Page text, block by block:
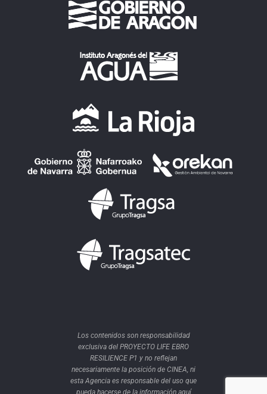
Los contenidos son responsabilidad
exclusiva del PROYECTO LIFE EBRO
RESILIENCE P1 y no reflejan
necesariamente la posición de CINEA, ni
esta Agencia es responsable del uso que
pueda hacerse de la información aquí